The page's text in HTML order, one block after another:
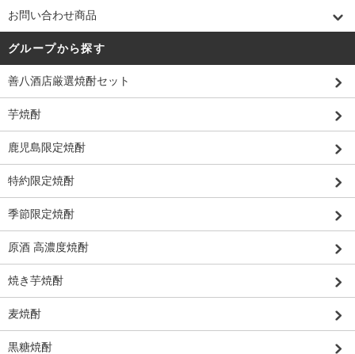
お問い合わせ商品
グループから探す
善八酒店厳選焼酎セット
芋焼酎
鹿児島限定焼酎
特約限定焼酎
季節限定焼酎
原酒 高濃度焼酎
焼き芋焼酎
麦焼酎
黒糖焼酎